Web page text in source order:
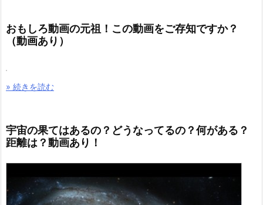
おもしろ動画の元祖！この動画をご存知ですか？
（動画あり）
» 続きを読む
宇宙の果てはあるの？どうなってるの？何がある？
距離は？動画あり！